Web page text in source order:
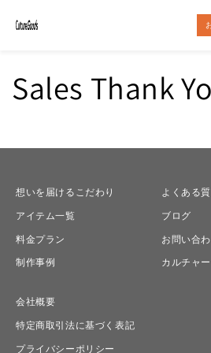
ンツに
進む
Sales Thank
想いを届けるこだわり
アイテム一覧
料金プラン
制作事例
よくある
ブログ
お問い合
カルチャ
会社概要
特定商取引法に基づく表記
プライバシーポリシー